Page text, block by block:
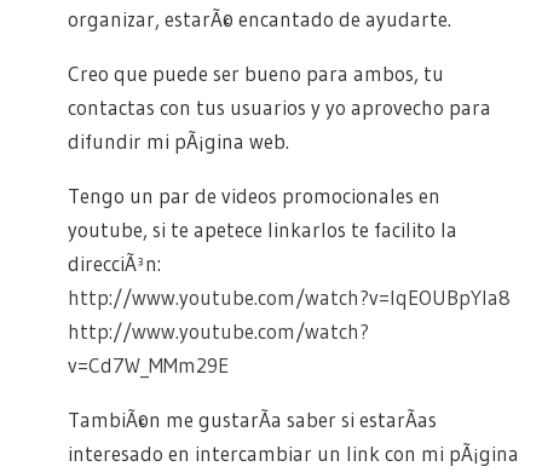
organizar, estarÃ© encantado de ayudarte.
Creo que puede ser bueno para ambos, tu
contactas con tus usuarios y yo aprovecho para
difundir mi pÃ¡gina web.
Tengo un par de videos promocionales en
youtube, si te apetece linkarlos te facilito la
direcciÃ³n:
http://www.youtube.com/watch?v=IqEOUBpYla8
http://www.youtube.com/watch?
v=Cd7W_MMm29E
TambiÃ©n me gustarÃ­a saber si estarÃ­as
interesado en intercambiar un link con mi pÃ¡gina